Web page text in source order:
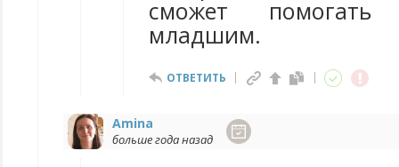
сможет
младшим.
ОТВЕТИТЬ
Amina
больше года назад